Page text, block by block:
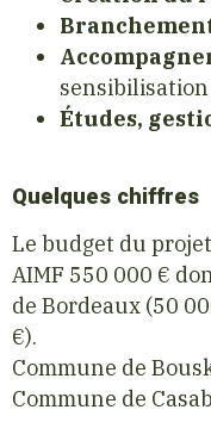
sensibilisation
Études,
Quelques chiffres
Le budget du
AIMF 550 000 €
de Bordeaux (50
€).
Commune de
Commune de